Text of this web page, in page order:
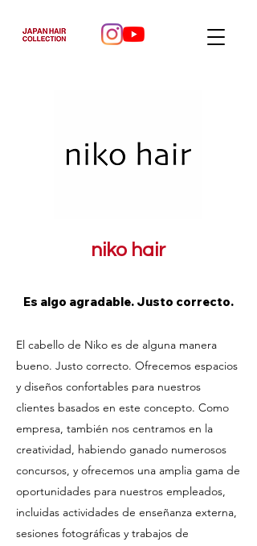
niko hair
Es algo agradable. Justo correcto.
El cabello de Niko es de alguna manera
bueno. Justo correcto. Ofrecemos espacios
y diseños confortables para nuestros
clientes basados en este concepto. Como
empresa, también nos centramos en la
creatividad, habiendo ganado numerosos
concursos, y ofrecemos una amplia gama de
oportunidades para nuestros empleados,
incluidas actividades de enseñanza externa,
sesiones fotográficas y trabajos de